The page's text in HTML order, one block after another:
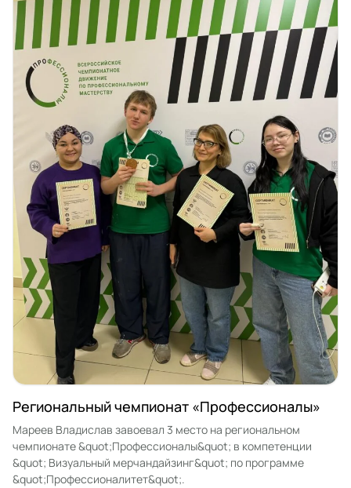
Региональный чемпионат «Профессионалы»
Мареев Владислав завоевал 3 место на региональном
чемпионате &quot;Профессионалы&quot; в компетенции
&quot; Визуальный мерчандайзинг&quot; по программе
&quot;Профессионалитет&quot;.